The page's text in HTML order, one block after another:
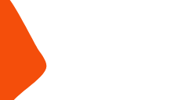
Komis samochodowy Kraków
Komis samochodowy Radom
Komis samochodowy Płock
Komis samochodowy Opole
Komis samochodowy Lublin